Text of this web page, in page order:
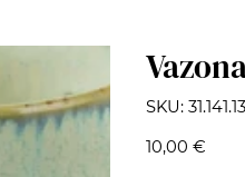
SKU: SKU
31.141.13
31.141.13
Kaina
10,00 €